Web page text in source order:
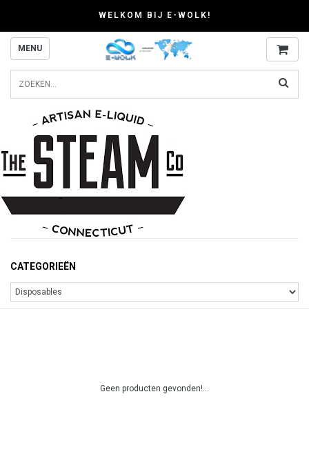
WELKOM BIJ E-WOLK!
MENU
CATEGORIEËN
Geen producten gevonden!...